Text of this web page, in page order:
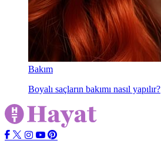
Bakım
Boyalı saçların bakımı nasıl yapılır?